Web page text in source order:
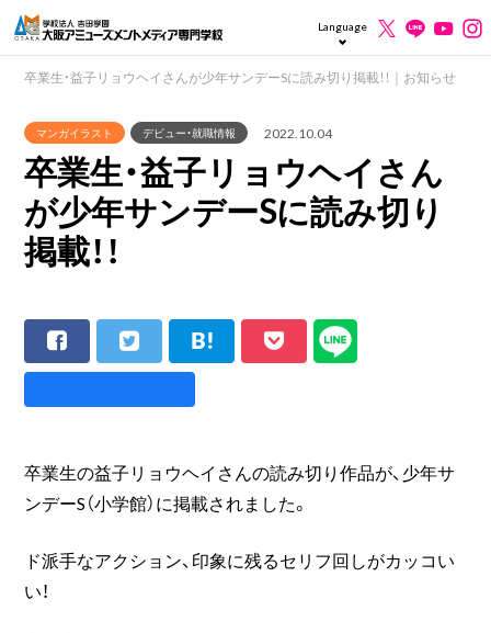
Language
卒業生・益子リョウヘイさんが少年サンデーSに読み切り掲載！！｜お知らせ
マンガイラスト デビュー・就職情報 2022.10.04
卒業生・益子リョウヘイさん
が少年サンデーSに読み切り
掲載！！
卒業生の益子リョウヘイさんの読み切り作品が、少年サ
ンデーS（小学館）に掲載されました。
ド派手なアクション、印象に残るセリフ回しがカッコい
い！